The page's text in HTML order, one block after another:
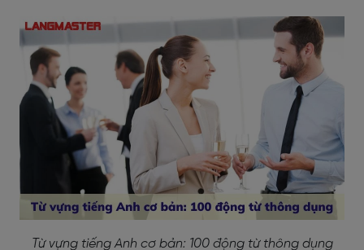
Từ vựng tiếng Anh cơ bản: 100 động từ thông dụng